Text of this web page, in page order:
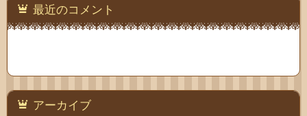
最近のコメント
アーカイブ